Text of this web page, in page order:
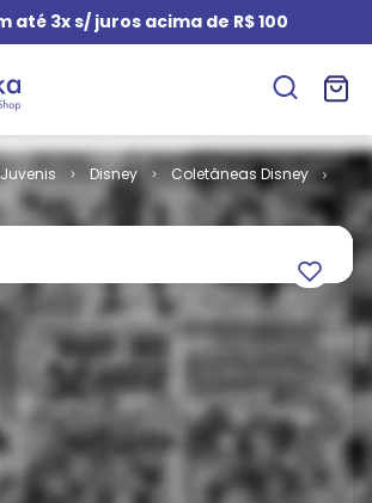
até 3x s/ juros acima de R$ 100
Disney
Coletâneas Disney